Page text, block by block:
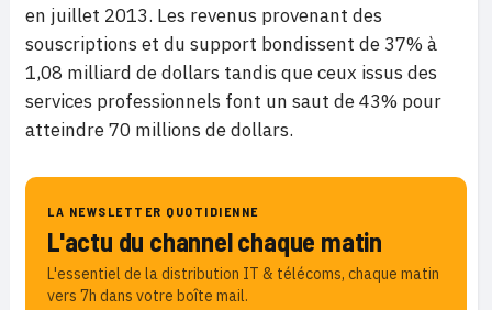
en juillet 2013. Les revenus provenant des
souscriptions et du support bondissent de 37% à
1,08 milliard de dollars tandis que ceux issus des
services professionnels font un saut de 43% pour
atteindre 70 millions de dollars.
LA NEWSLETTER QUOTIDIENNE
L'actu du channel chaque matin
L'essentiel de la distribution IT & télécoms, chaque matin
vers 7h dans votre boîte mail.